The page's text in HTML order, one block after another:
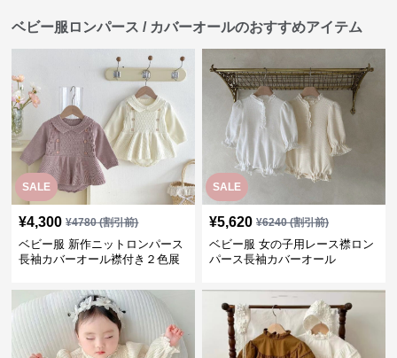
ベビー服ロンパース / カバーオールのおすすめアイテム
SALE
¥4,300 ¥4780(割引前)
ベビー服 新作ニットロンパース
長袖カバーオール襟付き２色展
SALE
¥5,620 ¥6240(割引前)
ベビー服 女の子用レース襟ロン
パース長袖カバーオール